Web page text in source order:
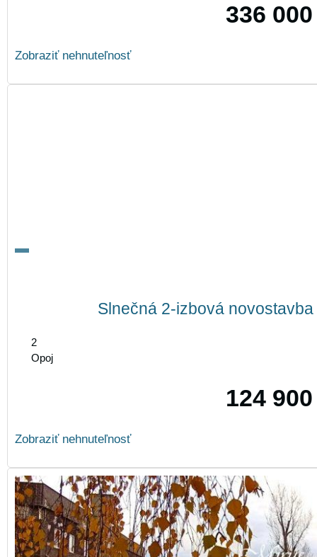
336
Zobraziť nehnuteľnosť
Slnečná 2-izbová
2
Opoj
124
Zobraziť nehnuteľnosť